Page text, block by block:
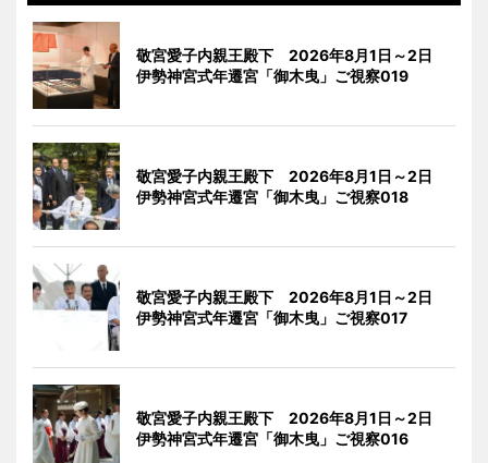
敬宮愛子内親王殿下 2026年8月1日～2日
伊勢神宮式年遷宮「御木曳」ご視察019
敬宮愛子内親王殿下 2026年8月1日～2日
伊勢神宮式年遷宮「御木曳」ご視察018
敬宮愛子内親王殿下 2026年8月1日～2日
伊勢神宮式年遷宮「御木曳」ご視察017
敬宮愛子内親王殿下 2026年8月1日～2日
伊勢神宮式年遷宮「御木曳」ご視察016